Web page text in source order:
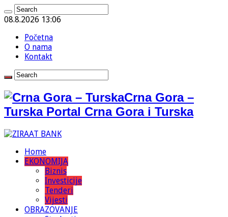
08.8.2026 13:06
Početna
O nama
Kontakt
Crna Gora –
Turska Portal Crna Gora i Turska
Home
EKONOMIJA
Biznis
Investicije
Tenderi
Vijesti
OBRAZOVANJE